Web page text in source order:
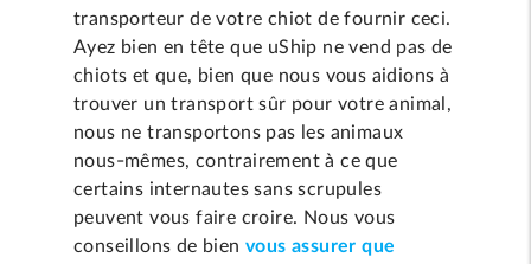
transporteur de votre chiot de fournir ceci.
Ayez bien en tête que uShip ne vend pas de
chiots et que, bien que nous vous aidions à
trouver un transport sûr pour votre animal,
nous ne transportons pas les animaux
nous-mêmes, contrairement à ce que
certains internautes sans scrupules
peuvent vous faire croire. Nous vous
conseillons de bien vous assurer que